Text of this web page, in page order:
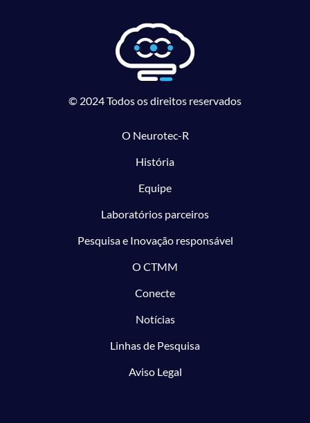
© 2024 Todos os direitos reservados
O Neurotec-R
História
Equipe
Laboratórios parceiros
Pesquisa e Inovação responsável
O CTMM
Conecte
Notícias
Linhas de Pesquisa
Aviso Legal